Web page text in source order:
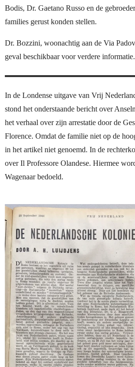
Bodis, Dr. Gaetano Russo en de
families gerust konden stellen.
Dr. Bozzini, woonachtig aan de Via
geval beschikbaar voor verdere informatie.
In de Londense uitgave van Vrij
stond het onderstaande bericht over
het verhaal over zijn arrestatie door de
Florence. Omdat de familie niet op de
in het artikel niet genoemd. In de
over Il Professore Olandese. Hiermee
Wagenaar bedoeld.